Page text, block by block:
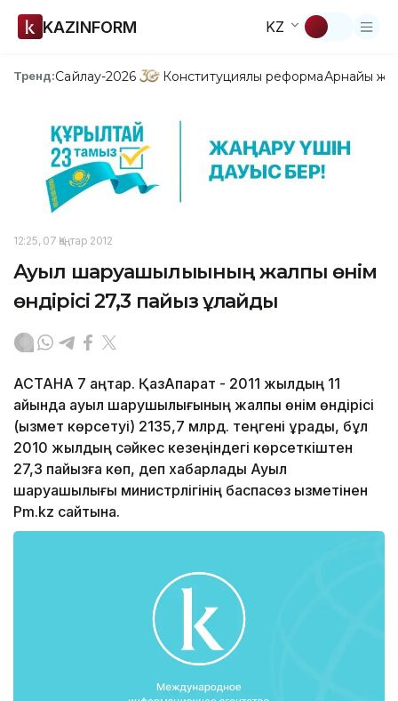
KAZINFORM KZ
Тренд:Сайлау-2026 Конституциялық реформаАрнайы
12:25, 07 Қаңтар 2012
Ауыл шаруашылығының жалпы өнім
өндірісі 27,3 пайыз ұлғайды
АСТАНА 7 қаңтар. ҚазАқпарат - 2011 жылдың 11
айында ауыл шарушылығының жалпы өнім өндірісі
(қызмет көрсетуі) 2135,7 млрд. теңгені құрады, бұл
2010 жылдың сәйкес кезеңіндегі көрсеткіштен
27,3 пайызға көп, деп хабарлады Ауыл
шаруашылығы министрлігінің баспасөз қызметінен
Pm.kz сайтына.